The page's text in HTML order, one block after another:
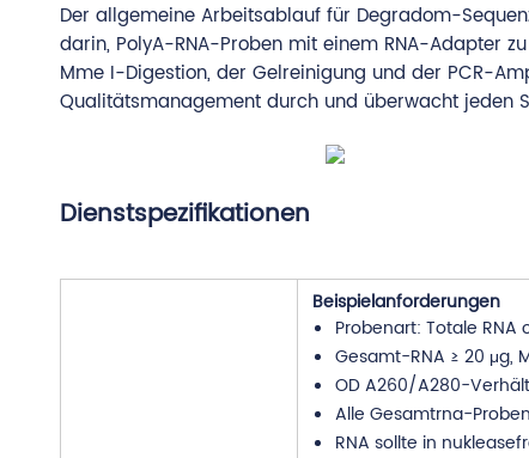
Der allgemeine Arbeitsablauf für Degradom-
darin, PolyA-RNA-Proben mit einem RNA-Adapter
Mme I-Digestion, der Gelreinigung und der PCR-
Qualitätsmanagement durch und überwacht jeden
Dienstspezifikationen
Beispielanforderungen
Probenart: Totale
Gesamt-RNA ≥ 20 μg,
OD A260/A280-
Alle Gesamtrna-
RNA sollte in